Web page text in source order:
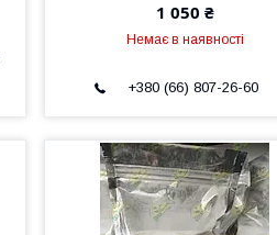
1 050 ₴
Немає в наявності
+380 (66) 807-26-60